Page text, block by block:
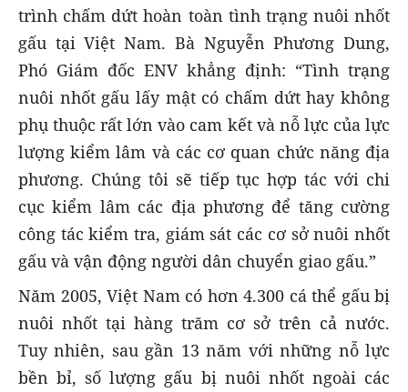
trình chấm dứt hoàn toàn tình trạng nuôi nhốt
gấu tại Việt Nam. Bà Nguyễn Phương Dung,
Phó Giám đốc ENV khẳng định: “Tình trạng
nuôi nhốt gấu lấy mật có chấm dứt hay không
phụ thuộc rất lớn vào cam kết và nỗ lực của lực
lượng kiểm lâm và các cơ quan chức năng địa
phương. Chúng tôi sẽ tiếp tục hợp tác với chi
cục kiểm lâm các địa phương để tăng cường
công tác kiểm tra, giám sát các cơ sở nuôi nhốt
gấu và vận động người dân chuyển giao gấu.”
Năm 2005, Việt Nam có hơn 4.300 cá thể gấu bị
nuôi nhốt tại hàng trăm cơ sở trên cả nước.
Tuy nhiên, sau gần 13 năm với những nỗ lực
bền bỉ, số lượng gấu bị nuôi nhốt ngoài các